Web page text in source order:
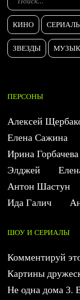
КИНО
ЗВЕЗДЫ
ПЕРСОНЫ
Алексей
Елена Сажина
Ирина Горбачева
Элджей
Антон Шастун
Ида Галич
ШОУ И СЕРИАЛЫ
Комментируй
Картины
Не одна дома 3.